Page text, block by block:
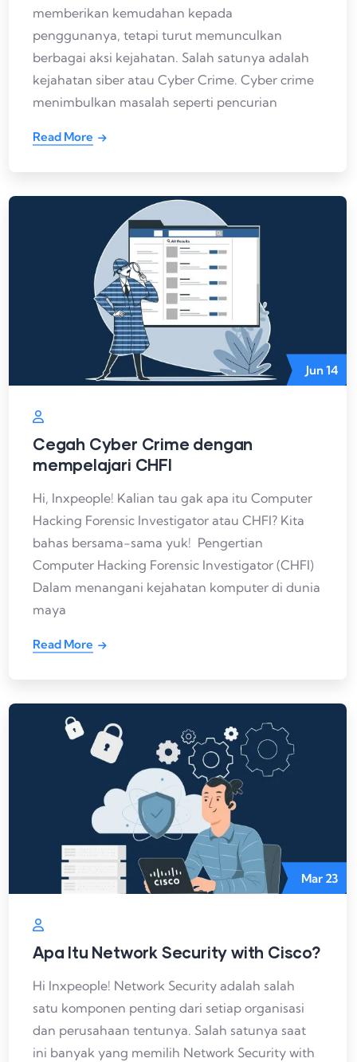
memberikan kemudahan kepada
penggunanya, tetapi turut memunculkan
berbagai aksi kejahatan. Salah satunya adalah
kejahatan siber atau Cyber Crime. Cyber crime
menimbulkan masalah seperti pencurian
Read More
Jun14
Cegah Cyber Crime dengan
mempelajari CHFI
Hi, Inxpeople! Kalian tau gak apa itu Computer
Hacking Forensic Investigator atau CHFI? Kita
bahas bersama-sama yuk! Pengertian
Computer Hacking Forensic Investigator (CHFI)
Dalam menangani kejahatan komputer di dunia
maya
Read More
Mar 23
Apa Itu Network Security with Cisco?
Hi Inxpeople! Network Security adalah salah
satu komponen penting dari setiap organisasi
dan perusahaan tentunya. Salah satunya saat
ini banyak yang memilih Network Security with